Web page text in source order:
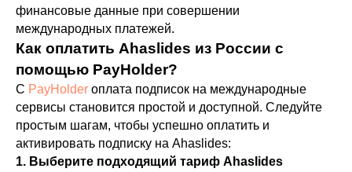
финансовые данные при совершении
международных платежей.
Как оплатить Ahaslides из России с
помощью PayHolder?
С PayHolder оплата подписок на международные
сервисы становится простой и доступной. Следуйте
простым шагам, чтобы успешно оплатить и
активировать подписку на Ahaslides:
1. Выберите подходящий тариф Ahaslides